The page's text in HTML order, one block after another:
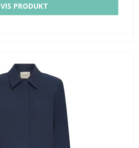
VIS PRODUKT